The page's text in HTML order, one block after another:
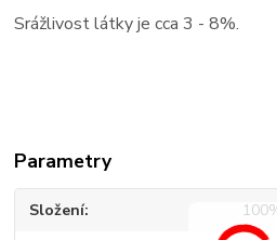
Srážlivost látky je cca 3 - 8%.
Parametry
Složení